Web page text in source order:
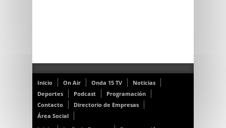
Inicio On Air Onda 15 TV
Noticias
Deportes
Podcast
Programación
Contacto
Directorio de Empresas
Área Social